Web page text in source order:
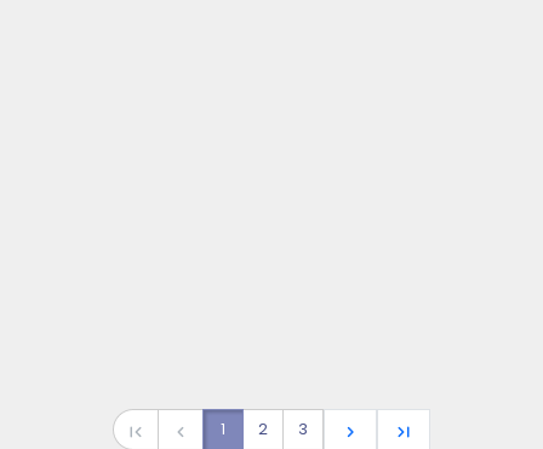
first_page navigate_before 1 2 3 navigate_next last_page